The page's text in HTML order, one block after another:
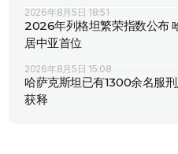
2026年8月5日 18:51
2026年列格坦繁荣指数公布
居中亚首位
2026年8月5日 15:08
哈萨克斯坦已有1300余名服
获释